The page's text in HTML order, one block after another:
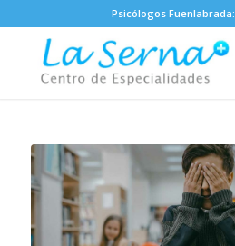
Psicólogos Fuenlabrada: